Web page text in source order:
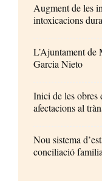
Augment de les
intoxicacions
L’Ajuntament de
Garcia Nieto
Inici de les obres
afectacions al
Nou sistema
conciliació